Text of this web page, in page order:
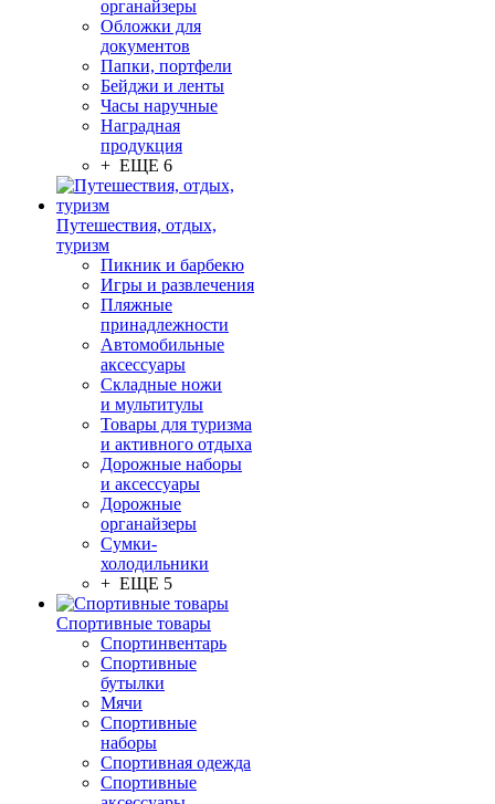
органайзеры
Обложки для
документов
Папки, портфели
Бейджи и ленты
Часы наручные
Наградная
продукция
+ ЕЩЕ 6
Путешествия, отдых,
туризм
Пикник и барбекю
Игры и развлечения
Пляжные
принадлежности
Автомобильные
аксессуары
Складные ножи
и мультитулы
Товары для туризма
и активного отдыха
Дорожные наборы
и аксессуары
Дорожные
органайзеры
Сумки-
холодильники
+ ЕЩЕ 5
Спортивные товары
Спортинвентарь
Спортивные
бутылки
Мячи
Спортивные
наборы
Спортивная одежда
Спортивные